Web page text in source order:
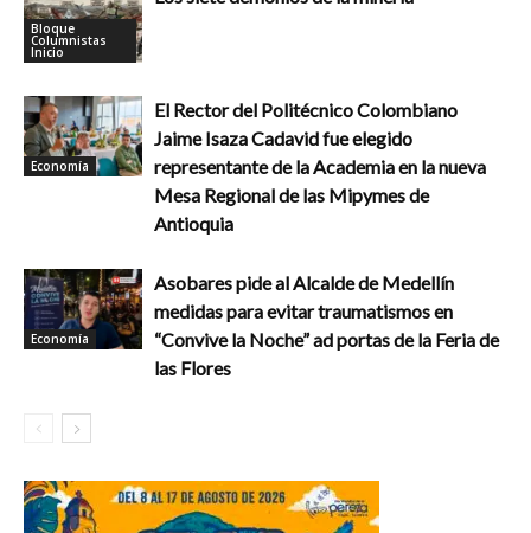
Bloque
Columnistas
Inicio
Economía
El Rector del Politécnico Colombiano
Jaime Isaza Cadavid fue elegido
representante de la Academia en la nueva
Mesa Regional de las Mipymes de
Antioquia
Economía
Asobares pide al Alcalde de Medellín
medidas para evitar traumatismos en
“Convive la Noche” ad portas de la Feria de
las Flores